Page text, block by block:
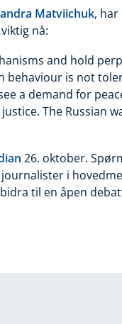
Matviichuk,
nå:
and hold
is not
a demand for
The Russian
26. oktober.
i
til en åpen